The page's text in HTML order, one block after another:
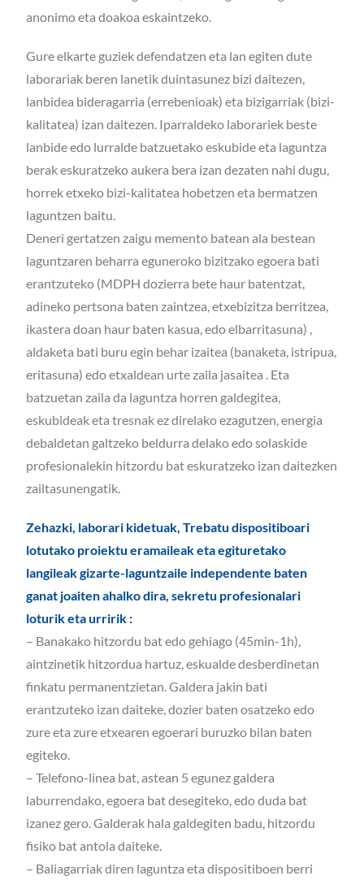
anonimo eta doakoa eskaintzeko.
Gure elkarte guziek defendatzen eta lan egiten dute
laborariak beren lanetik duintasunez bizi daitezen,
lanbidea bideragarria (errebenioak) eta bizigarriak (bizi-
kalitatea) izan daitezen. Iparraldeko laborariek beste
lanbide edo lurralde batzuetako eskubide eta laguntza
berak eskuratzeko aukera bera izan dezaten nahi dugu,
horrek etxeko bizi-kalitatea hobetzen eta bermatzen
laguntzen baitu.
Deneri gertatzen zaigu memento batean ala bestean
laguntzaren beharra eguneroko bizitzako egoera bati
erantzuteko (MDPH dozierra bete haur batentzat,
adineko pertsona baten zaintzea, etxebizitza berritzea,
ikastera doan haur baten kasua, edo elbarritasuna) ,
aldaketa bati buru egin behar izaitea (banaketa, istripua,
eritasuna) edo etxaldean urte zaila jasaitea . Eta
batzuetan zaila da laguntza horren galdegitea,
eskubideak eta tresnak ez direlako ezagutzen, energia
debaldetan galtzeko beldurra delako edo solaskide
profesionalekin hitzordu bat eskuratzeko izan daitezken
zailtasunengatik.
Zehazki, laborari kidetuak, Trebatu dispositiboari
lotutako proiektu eramaileak eta egituretako
langileak gizarte-laguntzaile independente baten
ganat joaiten ahalko dira, sekretu profesionalari
loturik eta urririk :
– Banakako hitzordu bat edo gehiago (45min-1h),
aintzinetik hitzordua hartuz, eskualde desberdinetan
finkatu permanentzietan. Galdera jakin bati
erantzuteko izan daiteke, dozier baten osatzeko edo
zure eta zure etxearen egoerari buruzko bilan baten
egiteko.
– Telefono-linea bat, astean 5 egunez galdera
laburrendako, egoera bat desegiteko, edo duda bat
izanez gero. Galderak hala galdegiten badu, hitzordu
fisiko bat antola daiteke.
– Baliagarriak diren laguntza eta dispositiboen berri